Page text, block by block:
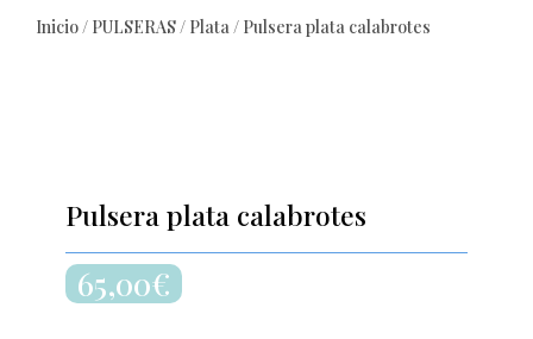
Inicio/ PULSERAS/ Plata/ Pulsera plata calabrotes
Pulsera plata calabrotes
65,00€